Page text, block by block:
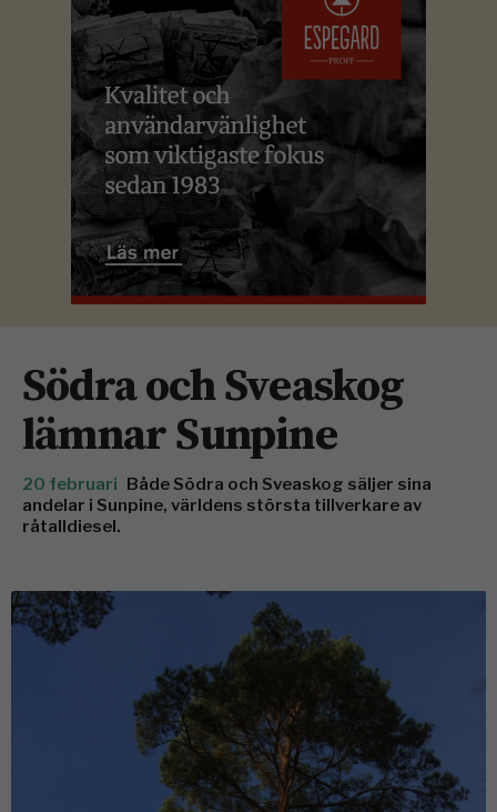
Södra och Sveaskog
lämnar Sunpine
20 februari Både Södra och Sveaskog säljer sina
andelar i Sunpine, världens största tillverkare av
råtalldiesel.